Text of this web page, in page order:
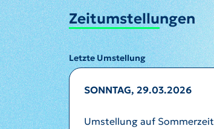
Zeitumstellungen
Letzte Umstellung
SONNTAG, 29.03.2026
Umstellung auf Sommerzeit